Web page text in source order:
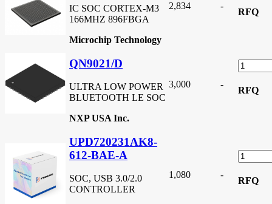
IC SOC CORTEX-M3
166MHZ 896FBGA
Microchip Technology
2,834 -
RFQ
QN9021/D
ULTRA LOW POWER
BLUETOOTH LE SOC
NXP USA Inc.
3,000 -
RFQ
UPD720231AK8-
612-BAE-A
SOC, USB 3.0/2.0
CONTROLLER
1,080 -
RFQ